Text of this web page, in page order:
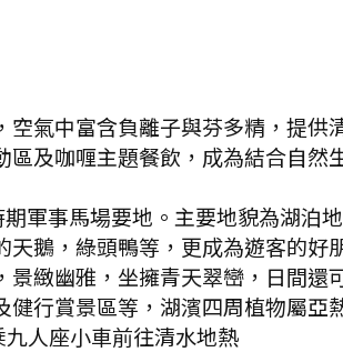
氣中富含負離子與芬多精，提供
及咖喱主題餐飲，成為結合自然
軍事馬場要地。主要地貌為湖泊
鵝，綠頭鴨等，更成為遊客的好
緻幽雅，坐擁青天翠巒，日間還
行賞景區等，湖濱四周植物屬亞
人座小車前往清水地熱